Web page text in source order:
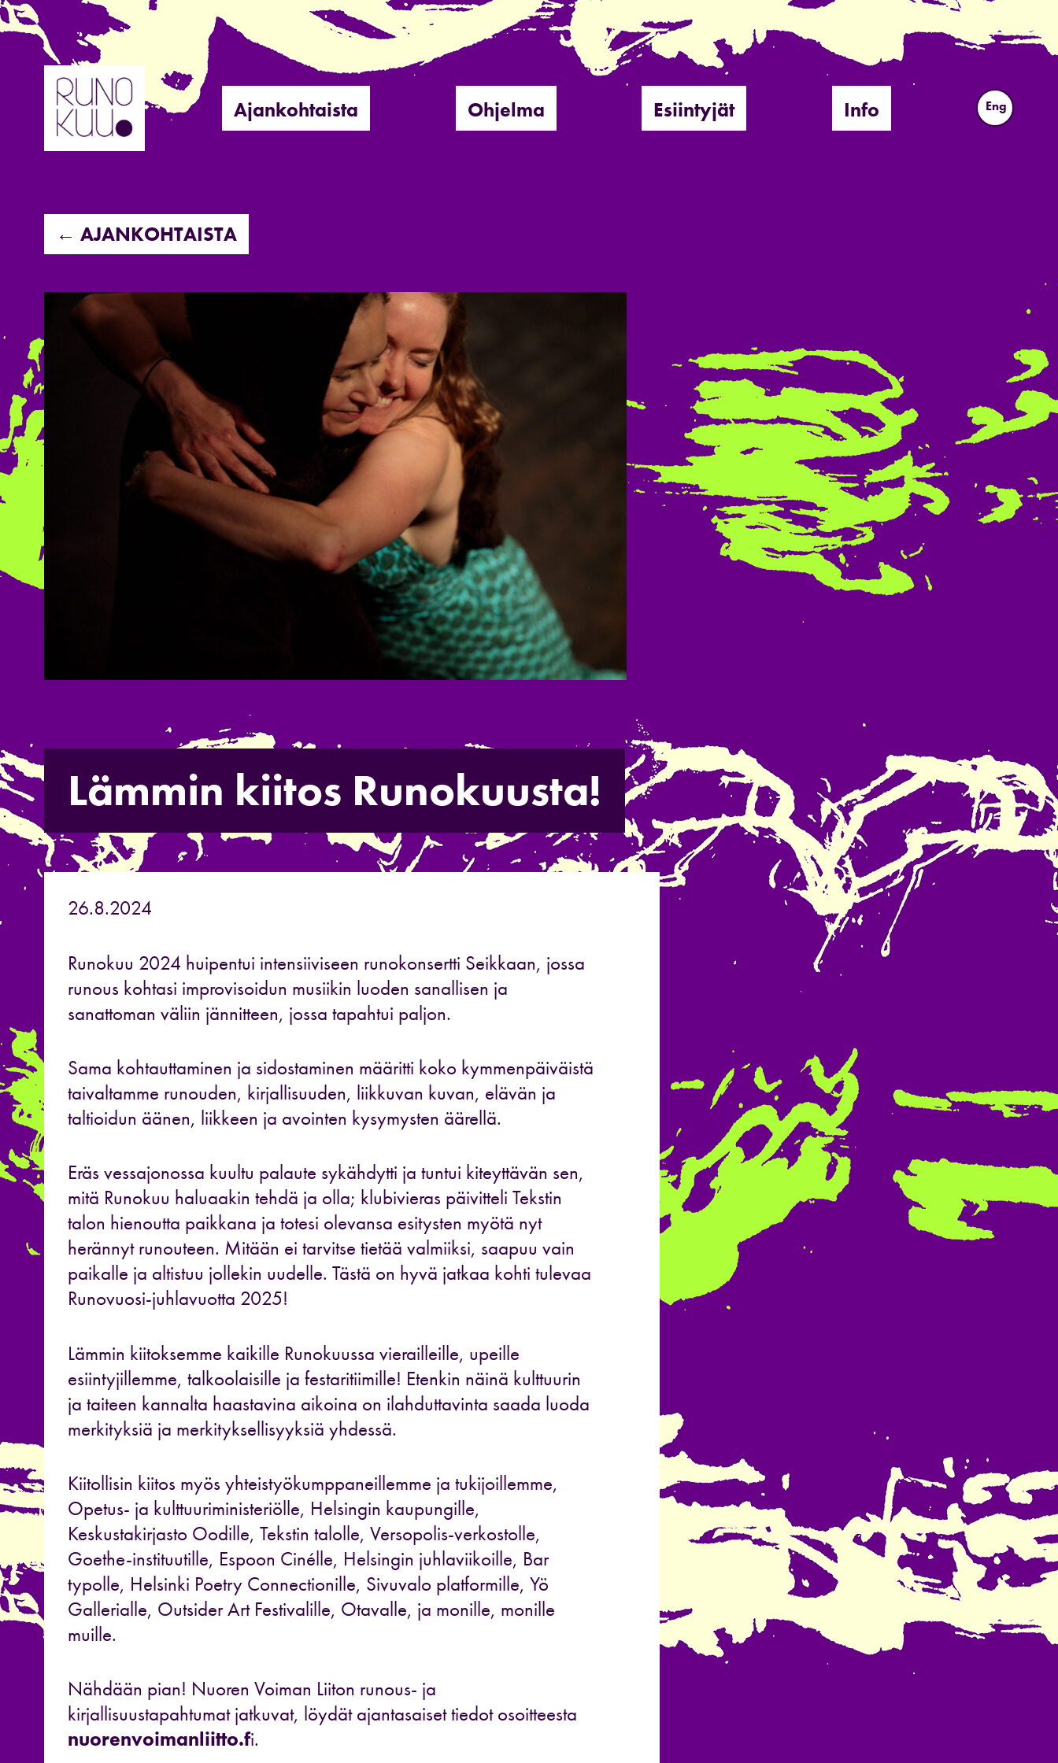
Hyppää
sisältöön
Ajankohtaista Ohjelma Esiintyjät Info Eng
← AJANKOHTAISTA
Lämmin kiitos Runokuusta!
26.8.2024
Runokuu 2024 huipentui intensiiviseen runokonsertti Seikkaan, jossa
runous kohtasi improvisoidun musiikin luoden sanallisen ja
sanattoman väliin jännitteen, jossa tapahtui paljon.
Sama kohtauttaminen ja sidostaminen määritti koko kymmenpäiväistä
taivaltamme runouden, kirjallisuuden, liikkuvan kuvan, elävän ja
taltioidun äänen, liikkeen ja avointen kysymysten äärellä.
Eräs vessajonossa kuultu palaute sykähdytti ja tuntui kiteyttävän sen,
mitä Runokuu haluaakin tehdä ja olla; klubivieras päivitteli Tekstin
talon hienoutta paikkana ja totesi olevansa esitysten myötä nyt
herännyt runouteen. Mitään ei tarvitse tietää valmiiksi, saapuu vain
paikalle ja altistuu jollekin uudelle. Tästä on hyvä jatkaa kohti tulevaa
Runovuosi-juhlavuotta 2025!
Lämmin kiitoksemme kaikille Runokuussa vierailleille, upeille
esiintyjillemme, talkoolaisille ja festaritiimille! Etenkin näinä kulttuurin
ja taiteen kannalta haastavina aikoina on ilahduttavinta saada luoda
merkityksiä ja merkityksellisyyksiä yhdessä.
Kiitollisin kiitos myös yhteistyökumppaneillemme ja tukijoillemme,
Opetus- ja kulttuuriministeriölle, Helsingin kaupungille,
Keskustakirjasto Oodille, Tekstin talolle, Versopolis-verkostolle,
Goethe-instituutille, Espoon Cinélle, Helsingin juhlaviikoille, Bar
typolle, Helsinki Poetry Connectionille, Sivuvalo platformille, Yö
Gallerialle, Outsider Art Festivalille, Otavalle, ja monille, monille
muille.
Nähdään pian! Nuoren Voiman Liiton runous- ja
kirjallisuustapahtumat jatkuvat, löydät ajantasaiset tiedot osoitteesta
nuorenvoimanliitto.fi.